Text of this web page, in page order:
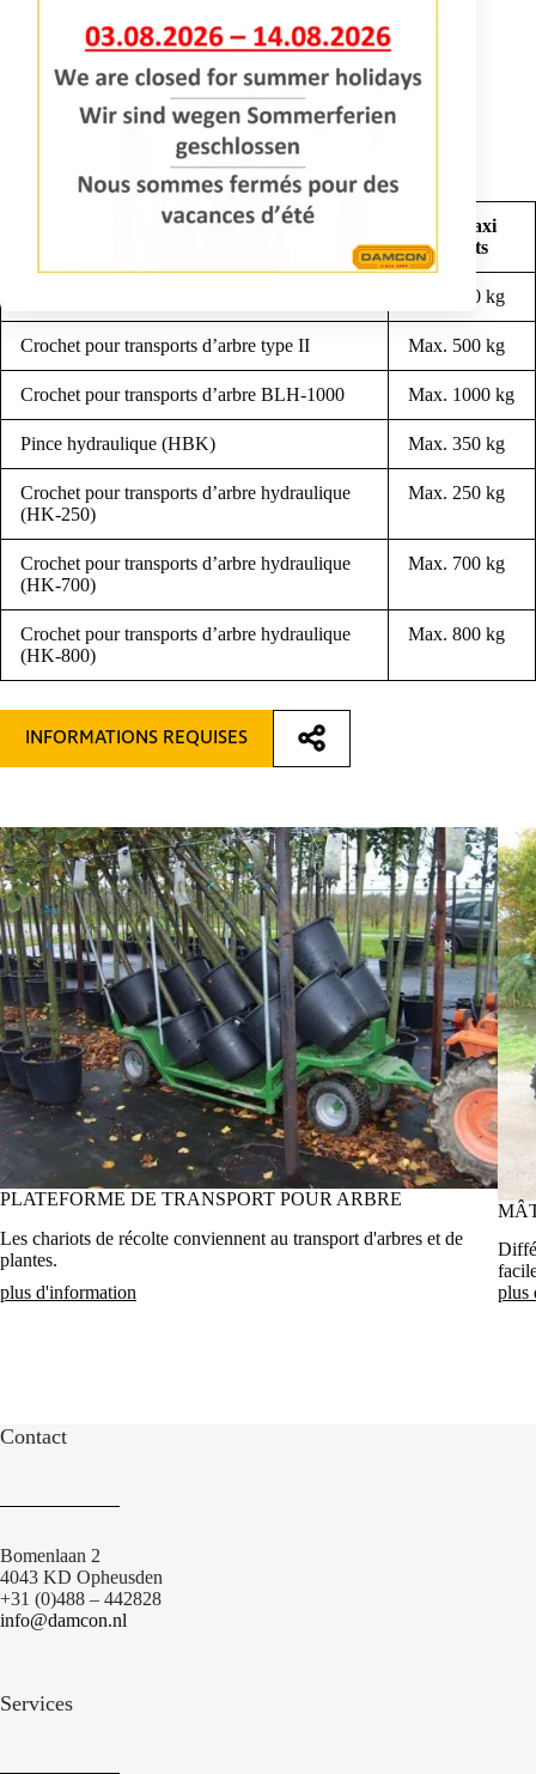
Poids maxi
des plants
Max. 250 kg
Crochet pour transports d’arbre type II Max. 500 kg
Crochet pour transports d’arbre BLH-1000 Max. 1000 kg
Pince hydraulique (HBK) Max. 350 kg
Crochet pour transports d’arbre hydraulique
(HK-250)
Max. 250 kg
Crochet pour transports d’arbre hydraulique
(HK-700)
Max. 700 kg
Crochet pour transports d’arbre hydraulique
(HK-800)
Max. 800 kg
INFORMATIONS REQUISES
PLATEFORME DE TRANSPORT POUR ARBRE
Les chariots de récolte conviennent au transport d'arbres et de
plantes.
plus d'information
plus
Contact
Bomenlaan 2
4043 KD Opheusden
+31 (0)488 – 442828
info@damcon.nl
Services